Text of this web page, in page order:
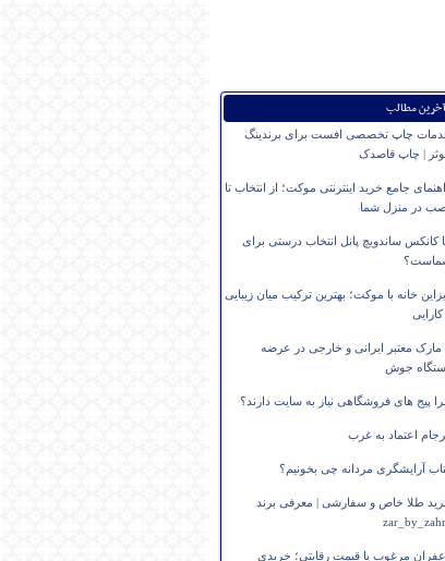
آخرین مطالب
چاپ تخصصی افست برای برندینگ
| چاپ قاصدک
جامع خرید اینترنتی موکت؛ از انتخاب تا
در منزل شما
کانکس ساندویچ پانل انتخاب درستی برای
خانه با موکت؛ بهترین ترکیب میان زیبایی
6 مارک معتبر ایرانی و خارجی در عرضه
جوش
پیج های فروشگاهی نیاز به سایت دارند؟
اعتماد به غرب
آرایشگری مردانه چی بخونیم؟
طلا خاص و سفارشی | معرفی برند
مرغوب با قیمت رقابتی؛ خریدی